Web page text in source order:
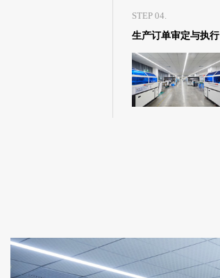
STEP 04.
生产订单审定与执行